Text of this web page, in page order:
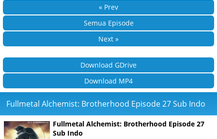
« Prev
Semua Episode
Next »
Download GDrive
Download MP4
Fullmetal Alchemist: Brotherhood Episode 27 Sub Indo
Fullmetal Alchemist: Brotherhood Episode 27
Sub Indo